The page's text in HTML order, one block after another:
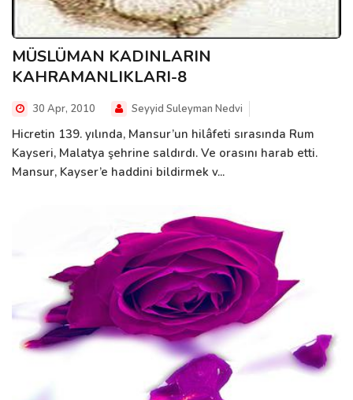
MÜSLÜMAN KADINLARIN
KAHRAMANLIKLARI-8
30 Apr, 2010 Seyyid Suleyman Nedvi
Hicretin 139. yılında, Mansur’un hilâfeti sırasında Rum
Kayseri, Malatya şehrine saldırdı. Ve orasını harab etti.
Mansur, Kayser’e haddini bildirmek v...